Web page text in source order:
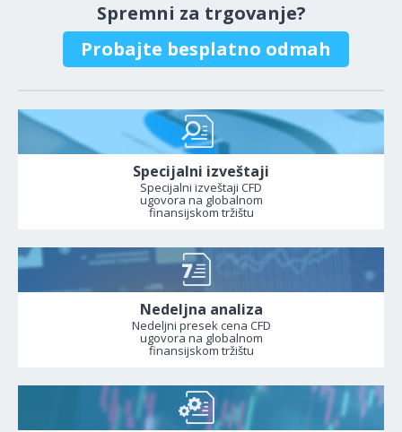
Spremni za trgovanje?
Probajte besplatno odmah
Specijalni izveštaji
Specijalni izveštaji CFD
ugovora na globalnom
finansijskom tržištu
Nedeljna analiza
Nedeljni presek cena CFD
ugovora na globalnom
finansijskom tržištu